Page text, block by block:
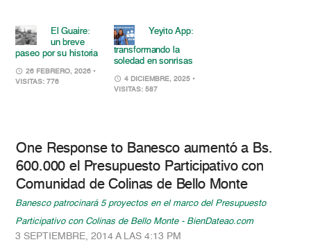
El Guaire:
un breve
paseo por su historia
26 FEBRERO, 2026 •
VISITAS: 776
Yeyito App:
transformando la
soledad en sonrisas
4 DICIEMBRE, 2025 •
VISITAS: 587
One Response to Banesco aumentó a Bs.
600.000 el Presupuesto Participativo con
Comunidad de Colinas de Bello Monte
Banesco patrocinará 5 proyectos en el marco del Presupuesto
Participativo con Colinas de Bello Monte - BienDateao.com
3 SEPTIEMBRE, 2014 A LAS 4:13 PM